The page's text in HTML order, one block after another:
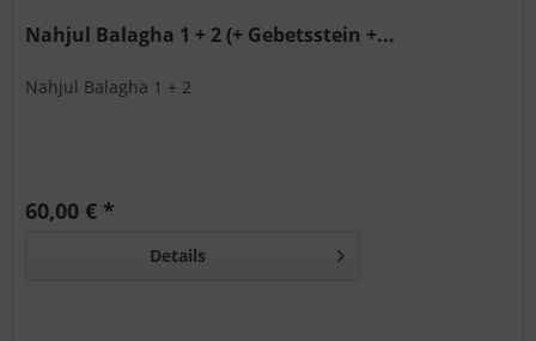
Nahjul Balagha 1 + 2 (+ Gebetsstein +...
Nahjul Balagha 1 + 2
60,00 € *
Details